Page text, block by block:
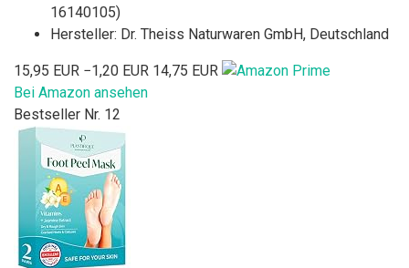
16140105)
Hersteller: Dr. Theiss Naturwaren GmbH, Deutschland
15,95 EUR −1,20 EUR 14,75 EUR
Bei Amazon ansehen
Bestseller Nr. 12